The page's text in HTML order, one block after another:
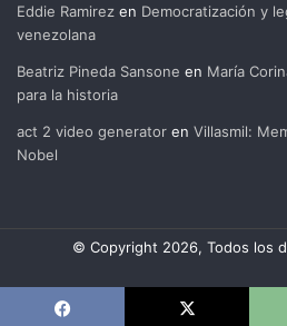
Eddie Ramirez en Democratización y
venezolana
Beatriz Pineda Sansone en María
para la historia
act 2 video generator en Villasmil:
Nobel
© Copyright 2026, Todos los